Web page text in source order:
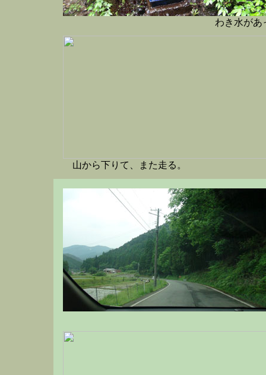
わき水があ
山から下りて、また走る。